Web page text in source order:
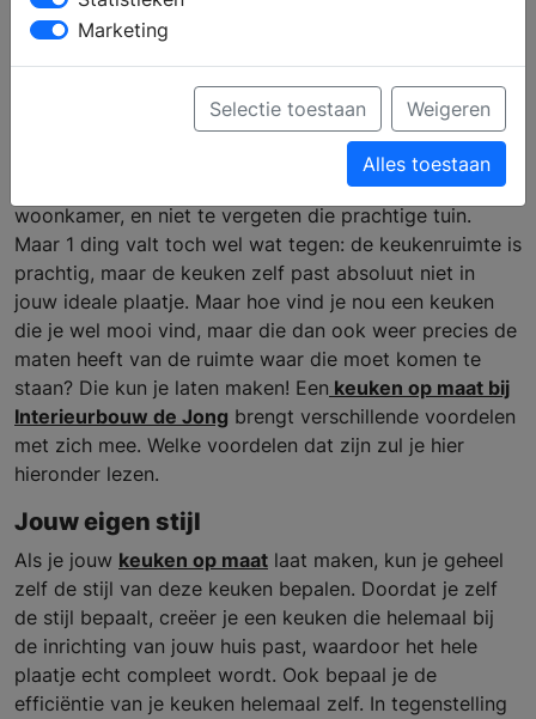
De voordelen van een
keuken op maat
Eindelijk! Je hebt dat ene huis gekocht waar je al lang
van droomde. Veel kamers, ruime maar toch sfeervolle
woonkamer, en niet te vergeten die prachtige tuin.
Maar 1 ding valt toch wel wat tegen: de keukenruimte is
prachtig, maar de keuken zelf past absoluut niet in
jouw ideale plaatje. Maar hoe vind je nou een keuken
die je wel mooi vind, maar die dan ook weer precies de
maten heeft van de ruimte waar die moet komen te
staan? Die kun je laten maken! Een keuken op maat bij
Interieurbouw de Jong brengt verschillende voordelen
met zich mee. Welke voordelen dat zijn zul je hier
hieronder lezen.
Jouw eigen stijl
Als je jouw keuken op maat laat maken, kun je geheel
zelf de stijl van deze keuken bepalen. Doordat je zelf
de stijl bepaalt, creëer je een keuken die helemaal bij
de inrichting van jouw huis past, waardoor het hele
plaatje echt compleet wordt. Ook bepaal je de
efficiëntie van je keuken helemaal zelf. In tegenstelling
Marketing
Selectie toestaan Weigeren
Alles toestaan